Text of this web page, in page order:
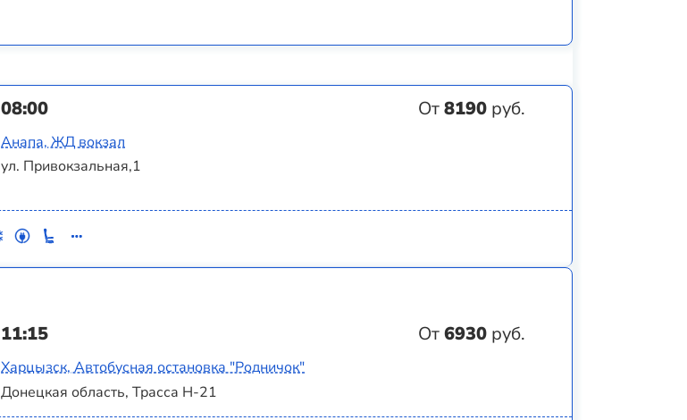
08:00 От8190 руб.
Анапа, ЖД вокзал
ул. Привокзальная,1
11:15 От6930 руб.
Харцызск, Автобусная остановка "Родничок"
Донецкая область, Трасса Н-21